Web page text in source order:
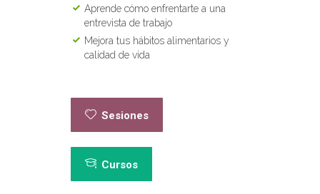
Aprende cómo enfrentarte a una
entrevista de trabajo
Mejora tus hábitos alimentarios y
calidad de vida
Sesiones
Cursos